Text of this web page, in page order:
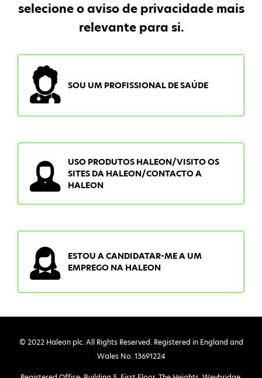
selecione o aviso de privacidade mais
relevante para si.
SOU UM PROFISSIONAL DE SAÚDE
USO PRODUTOS HALEON/VISITO OS
SITES DA HALEON/CONTACTO A
HALEON
ESTOU A CANDIDATAR-ME A UM
EMPREGO NA HALEON
© 2022 Haleon plc. All Rights Reserved. Registered in England and
Wales No. 13691224